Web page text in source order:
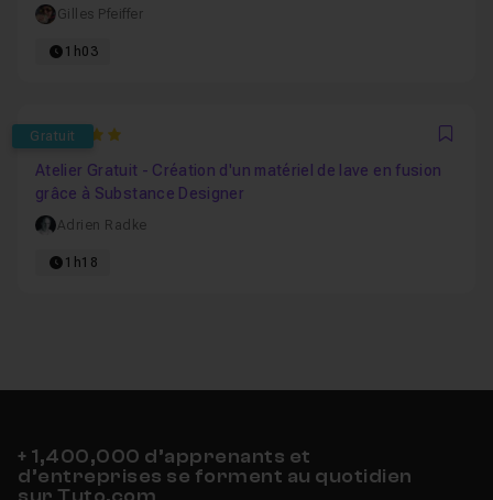
Gilles Pfeiffer
1h03
Gratuit
5
Atelier Gratuit - Création d'un matériel de lave en fusion
grâce à Substance Designer
Adrien Radke
1h18
+ 1,400,000 d’apprenants et
d’entreprises se forment au quotidien